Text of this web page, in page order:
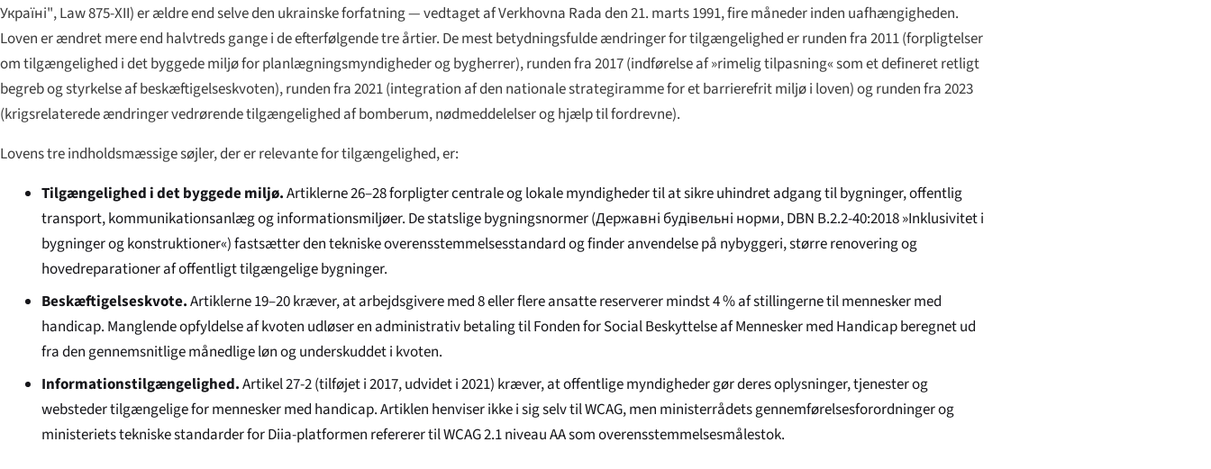
Україні", Law 875-XII) er ældre end selve den ukrainske forfatning — vedtaget af Verkhovna Rada den 21. marts 1991, fire måneder inden uafhængigheden.
Loven er ændret mere end halvtreds gange i de efterfølgende tre årtier. De mest betydningsfulde ændringer for tilgængelighed er runden fra 2011 (forpligtelser
om tilgængelighed i det byggede miljø for planlægningsmyndigheder og bygherrer), runden fra 2017 (indførelse af »rimelig tilpasning« som et defineret retligt
begreb og styrkelse af beskæftigelseskvoten), runden fra 2021 (integration af den nationale strategiramme for et barrierefrit miljø i loven) og runden fra 2023
(krigsrelaterede ændringer vedrørende tilgængelighed af bomberum, nødmeddelelser og hjælp til fordrevne).
Lovens tre indholdsmæssige søjler, der er relevante for tilgængelighed, er:
Tilgængelighed i det byggede miljø.Artiklerne 26–28 forpligter centrale og lokale myndigheder til at sikre uhindret adgang til bygninger, offentlig
transport, kommunikationsanlæg og informationsmiljøer. De statslige bygningsnormer (Державні будівельні норми, DBN B.2.2-40:2018 »Inklusivitet i
bygninger og konstruktioner«) fastsætter den tekniske overensstemmelsesstandard og finder anvendelse på nybyggeri, større renovering og
hovedreparationer af offentligt tilgængelige bygninger.
Beskæftigelseskvote.Artiklerne 19–20 kræver, at arbejdsgivere med 8 eller flere ansatte reserverer mindst 4 % af stillingerne til mennesker med
handicap. Manglende opfyldelse af kvoten udløser en administrativ betaling til Fonden for Social Beskyttelse af Mennesker med Handicap beregnet ud
fra den gennemsnitlige månedlige løn og underskuddet i kvoten.
Informationstilgængelighed.Artikel 27-2 (tilføjet i 2017, udvidet i 2021) kræver, at offentlige myndigheder gør deres oplysninger, tjenester og
websteder tilgængelige for mennesker med handicap. Artiklen henviser ikke i sig selv til WCAG, men ministerrådets gennemførelsesforordninger og
ministeriets tekniske standarder for Diia-platformen refererer til WCAG 2.1 niveau AA som overensstemmelsesmålestok.